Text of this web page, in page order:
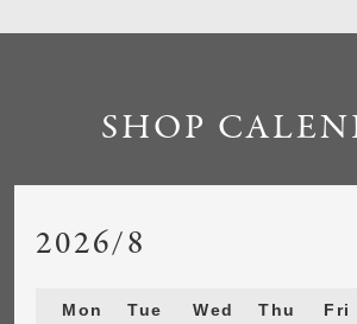
SHOP
2026/8
Mon Tue Wed Thu Fri